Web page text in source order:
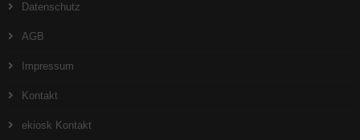
Datenschutz
AGB
Impressum
Kontakt
ekiosk Kontakt